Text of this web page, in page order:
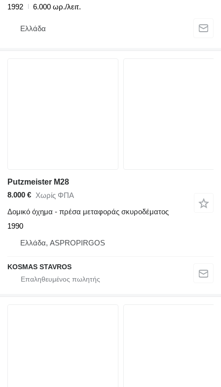
1992
6.000 ωρ./λειτ.
Ελλάδα
Putzmeister M28
8.000 € Χωρίς ΦΠΑ
Δομικό όχημα - πρέσα μεταφοράς σκυροδέματος
1990
Ελλάδα, ASPROPIRGOS
KOSMAS STAVROS